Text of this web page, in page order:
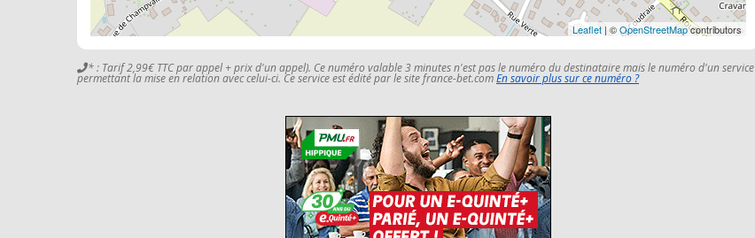
Leaflet | ©OpenStreetMapcontributors
* : Tarif 2,99€ TTC par appel + prix d'un appel). Ce numéro valable 3 minutes n'est pas le numéro du destinataire mais le numéro d'un service
permettant la mise en relation avec celui-ci. Ce service est édité par le site france-bet.comEn savoir plus sur ce numéro ?